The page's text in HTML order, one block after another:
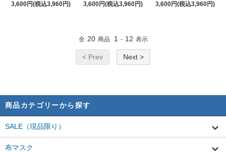
3,600円(税込3,960円)
3,600円(税込3,960円)
3,600円(税込3,960円)
全 20 商品 1 - 12 表示
< Prev Next >
商品カテゴリーから探す
SALE（現品限り）
布マスク